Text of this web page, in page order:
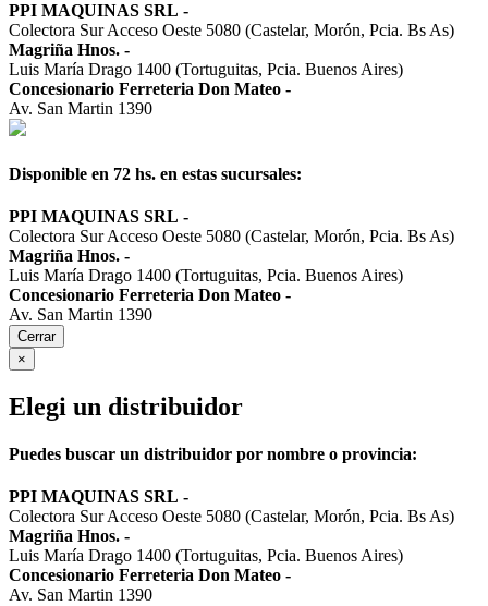
PPI MAQUINAS SRL -
Colectora Sur Acceso Oeste 5080 (Castelar, Morón, Pcia. Bs As)
Magriña Hnos. -
Luis María Drago 1400 (Tortuguitas, Pcia. Buenos Aires)
Concesionario Ferreteria Don Mateo -
Av. San Martin 1390
Disponible en 72 hs. en estas sucursales:
PPI MAQUINAS SRL -
Colectora Sur Acceso Oeste 5080 (Castelar, Morón, Pcia. Bs As)
Magriña Hnos. -
Luis María Drago 1400 (Tortuguitas, Pcia. Buenos Aires)
Concesionario Ferreteria Don Mateo -
Av. San Martin 1390
Cerrar
×
Elegi un distribuidor
Puedes buscar un distribuidor por nombre o provincia:
PPI MAQUINAS SRL -
Colectora Sur Acceso Oeste 5080 (Castelar, Morón, Pcia. Bs As)
Magriña Hnos. -
Luis María Drago 1400 (Tortuguitas, Pcia. Buenos Aires)
Concesionario Ferreteria Don Mateo -
Av. San Martin 1390